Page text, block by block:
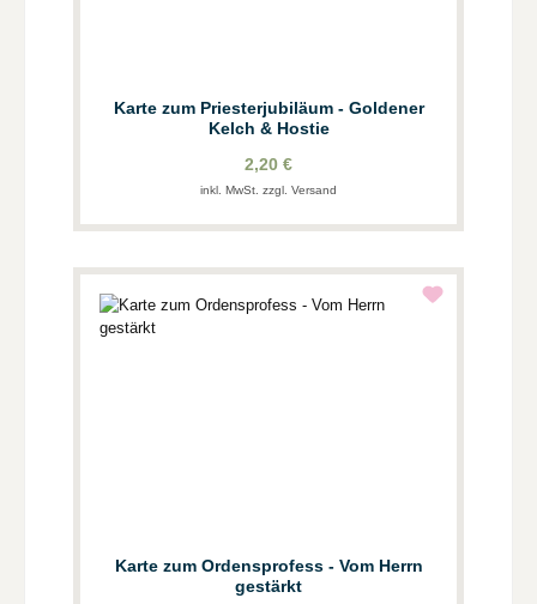
Karte zum Priesterjubiläum - Goldener
Kelch & Hostie
2,20 €
inkl. MwSt. zzgl. Versand
Karte zum Ordensprofess - Vom Herrn
gestärkt